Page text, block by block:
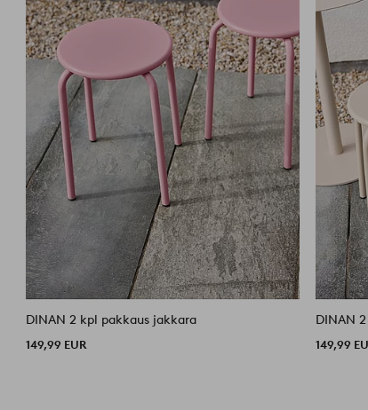
DINAN 2 kpl pakkaus jakkara
149,99 EUR
DINAN
149,99